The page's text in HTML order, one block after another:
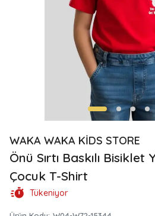
WAKA WAKA KİDS STORE
Önü Sırtı Baskılı Bisiklet
Çocuk T-Shirt
Tükeniyor